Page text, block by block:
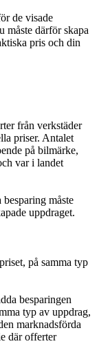
de visade
måste därför skapa
pris och din
från verkstäder
priser. Antalet
på bilmärke,
var i landet
måste
uppdraget.
på samma typ
besparingen
typ av uppdrag,
marknadsförda
där offerter